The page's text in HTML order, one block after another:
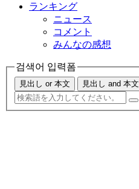
ランキング
ニュース
コメント
みんなの感想
검색어 입력폼
見出し or 本文 見出し and 本文